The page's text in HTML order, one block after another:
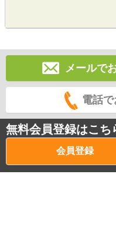
メールで
電話
無料会員登録はこち
会員登録